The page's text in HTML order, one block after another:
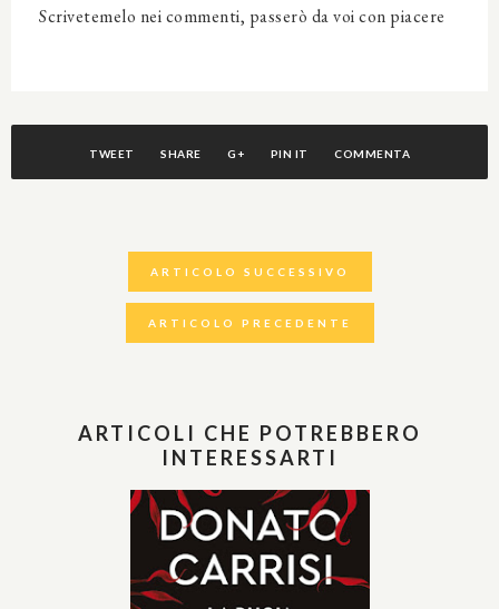
Scrivetemelo nei commenti, passerò da voi con piacere
TWEET SHARE G+ PIN IT COMMENTA
ARTICOLO SUCCESSIVO
ARTICOLO PRECEDENTE
ARTICOLI CHE POTREBBERO
INTERESSARTI